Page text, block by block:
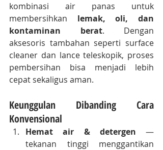
kombinasi air panas untuk
membersihkan lemak, oli, dan
kontaminan berat. Dengan
aksesoris tambahan seperti surface
cleaner dan lance teleskopik, proses
pembersihan bisa menjadi lebih
cepat sekaligus aman.
Keunggulan Dibanding Cara
Konvensional
Hemat air & detergen —
tekanan tinggi menggantikan